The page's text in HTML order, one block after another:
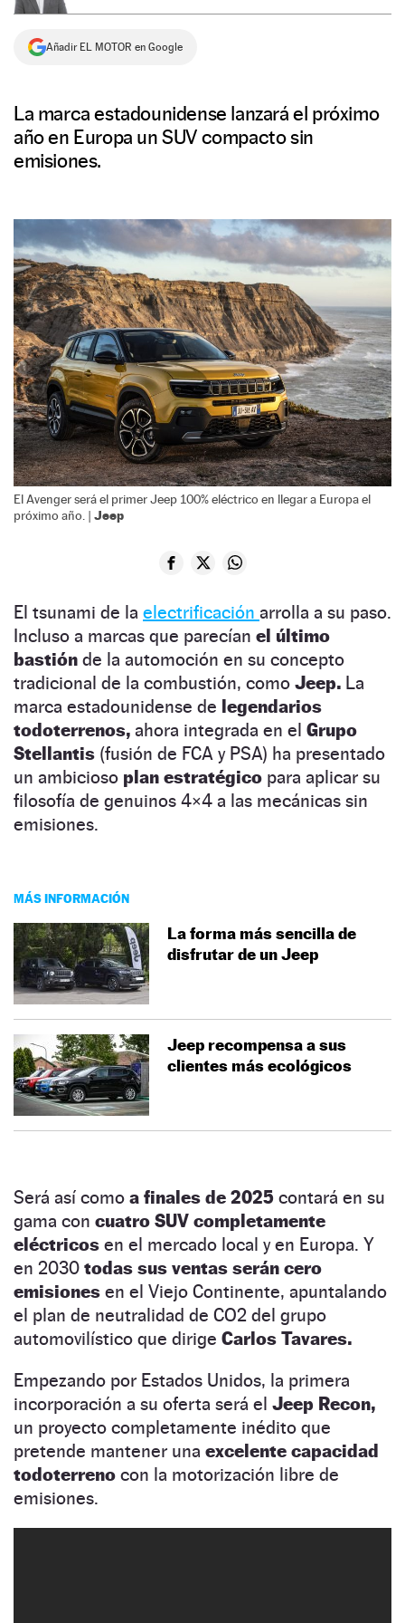
Añadir EL MOTOR en Google
La marca estadounidense lanzará el próximo
año en Europa un SUV compacto sin
emisiones.
El Avenger será el primer Jeep 100% eléctrico en llegar a Europa el
próximo año. | Jeep
El tsunami de la electrificación arrolla a su paso.
Incluso a marcas que parecían el último
bastión de la automoción en su concepto
tradicional de la combustión, como Jeep. La
marca estadounidense de legendarios
todoterrenos, ahora integrada en el Grupo
Stellantis (fusión de FCA y PSA) ha presentado
un ambicioso plan estratégico para aplicar su
filosofía de genuinos 4×4 a las mecánicas sin
emisiones.
MÁS INFORMACIÓN
La forma más sencilla de
disfrutar de un Jeep
Jeep recompensa a sus
clientes más ecológicos
Será así como a finales de 2025 contará en su
gama con cuatro SUV completamente
eléctricos en el mercado local y en Europa. Y
en 2030 todas sus ventas serán cero
emisiones en el Viejo Continente, apuntalando
el plan de neutralidad de CO2 del grupo
automovilístico que dirige Carlos Tavares.
Empezando por Estados Unidos, la primera
incorporación a su oferta será el Jeep Recon,
un proyecto completamente inédito que
pretende mantener una excelente capacidad
todoterreno con la motorización libre de
emisiones.